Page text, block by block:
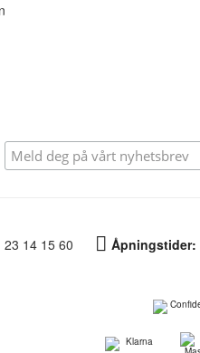
23 14 15 60 Åpningstider: